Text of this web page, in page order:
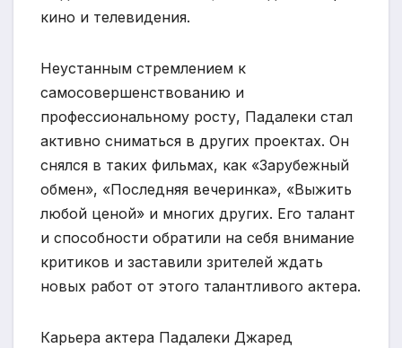
кино и телевидения.
Неустанным стремлением к
самосовершенствованию и
профессиональному росту, Падалеки стал
активно сниматься в других проектах. Он
снялся в таких фильмах, как «Зарубежный
обмен», «Последняя вечеринка», «Выжить
любой ценой» и многих других. Его талант
и способности обратили на себя внимание
критиков и заставили зрителей ждать
новых работ от этого талантливого актера.
Карьера актера Падалеки Джаред